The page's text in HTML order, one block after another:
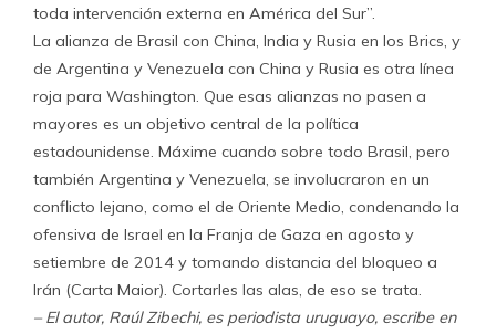
toda intervención externa en América del Sur”.
La alianza de Brasil con China, India y Rusia en los Brics, y
de Argentina y Venezuela con China y Rusia es otra línea
roja para Washington. Que esas alianzas no pasen a
mayores es un objetivo central de la política
estadounidense. Máxime cuando sobre todo Brasil, pero
también Argentina y Venezuela, se involucraron en un
conflicto lejano, como el de Oriente Medio, condenando la
ofensiva de Israel en la Franja de Gaza en agosto y
setiembre de 2014 y tomando distancia del bloqueo a
Irán (Carta Maior). Cortarles las alas, de eso se trata.
– El autor, Raúl Zibechi, es periodista uruguayo, escribe en